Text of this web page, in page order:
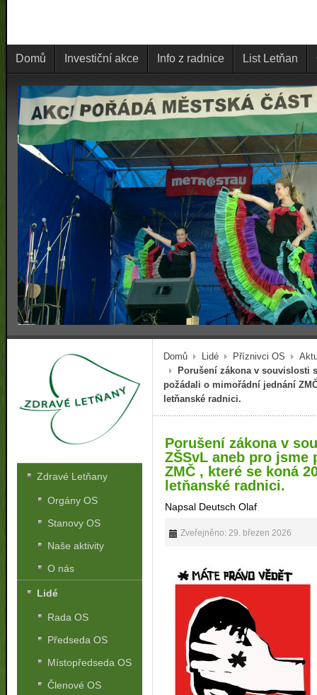
Domů Investiční akce Info z radnice List Letňan
Domů Lidé Příznivci OS
Porušení zákona v souvislosti
požádali o mimořádní jednání
letňanské radnici.
Porušení zákona v
ZŠSvL aneb pro
ZMČ , které se koná
letňanské radnici.
Napsal Deutsch Olaf
Zveřejněno: 29. březen 2026
Zdravé Letňany
Orgány OS
Stanovy OS
Naše aktivity
O nás
Lidé
Rada OS
Předseda OS
Místopředseda OS
Členové OS